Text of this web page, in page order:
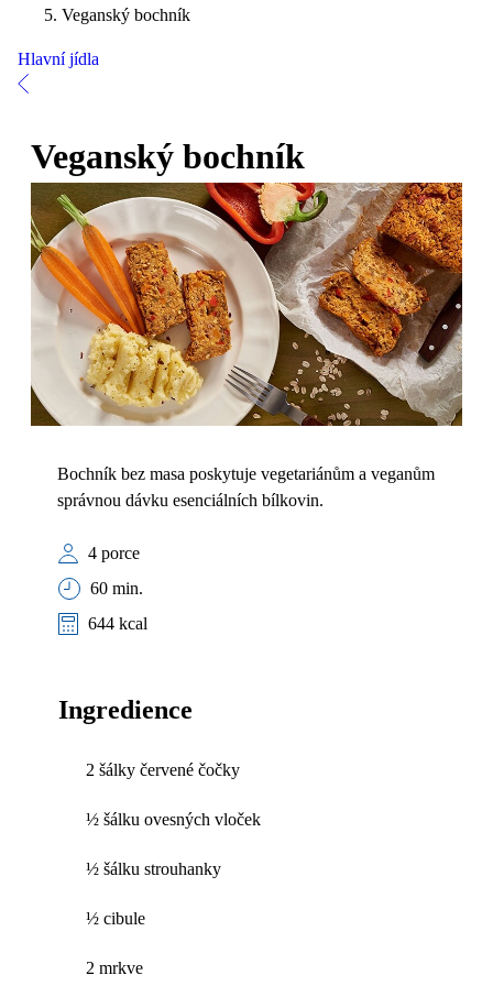
Veganský bochník
Hlavní jídla
Veganský bochník
Bochník bez masa poskytuje vegetariánům a veganům
správnou dávku esenciálních bílkovin.
4 porce
60 min.
644 kcal
Ingredience
2 šálky červené čočky
½ šálku ovesných vloček
½ šálku strouhanky
½ cibule
2 mrkve